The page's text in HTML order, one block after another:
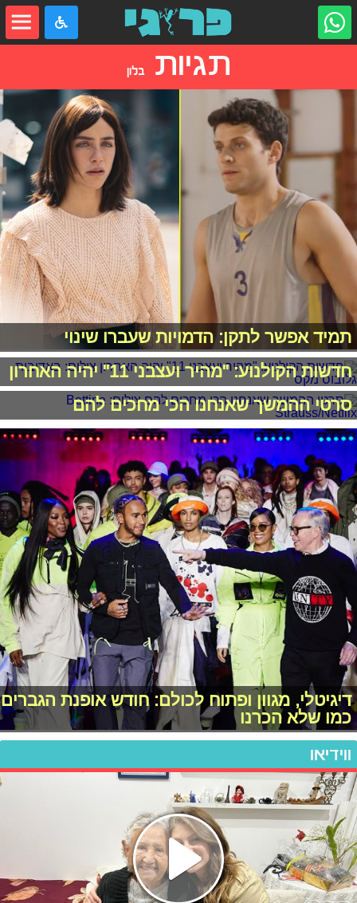
תגיות בלון
תמיד אפשר לתקן: הדמויות שעברו שינוי
חדשות הקולנוע: "מהיר ועצבני 11" יהיה האחרון
סרטי ההמשך שאנחנו הכי מחכים להם
דיגיטלי, מגוון ופתוח לכולם: חודש אופנת הגברים
כמו שלא הכרנו
ווידיאו